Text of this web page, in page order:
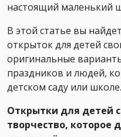
настоящий маленький
В этой статье вы
открыток для детей
оригинальные
праздников и людей,
детском саду или школе.
Открытки для детей
творчество, которое